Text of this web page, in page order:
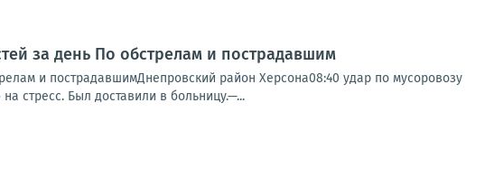
за день По обстрелам и пострадавшим
и пострадавшимДнепровский район Херсона08:40 удар по мусоровозу
стресс. Был доставили в больницу.—...